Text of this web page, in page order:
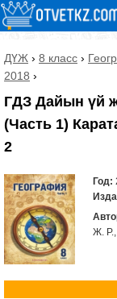
ДҮЖ › 8 класс ›
2018 ›
ГДЗ Дайын үй
(Часть 1)
2
Год:
Ж.